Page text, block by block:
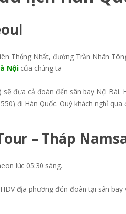
Thống Nhất, đường Trần Nhân
Nội của chúng ta
sẽ đưa cả đoàn đến sân bay Nội Bài.
đi Hàn Quốc. Quý khách nghỉ qua
– Tháp
lúc 05:30 sáng.
địa phương đón đoàn tại sân